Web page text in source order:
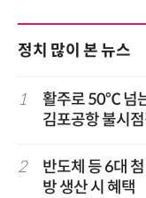
정치 많이 본 뉴스
1
활주로 50℃ 넘
김포공항 불시
2
반도체 등 6대
방 생산 시 혜택